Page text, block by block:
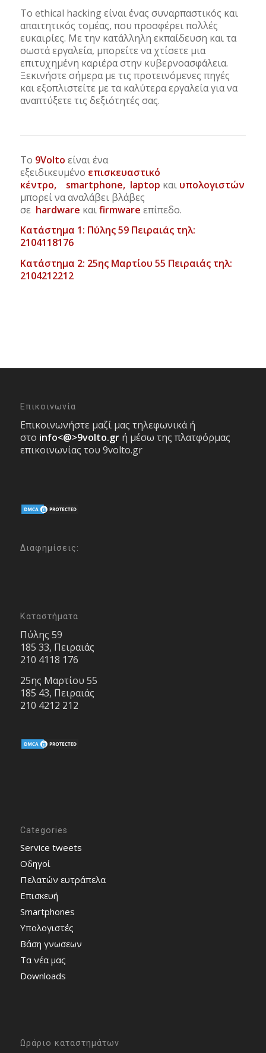
Το ethical hacking είναι ένας συναρπαστικός και
απαιτητικός τομέας, που προσφέρει πολλές
ευκαιρίες. Με την κατάλληλη εκπαίδευση και τα
σωστά εργαλεία, μπορείτε να χτίσετε μια
επιτυχημένη καριέρα στην κυβερνοασφάλεια.
Ξεκινήστε σήμερα με τις προτεινόμενες πηγές
και εξοπλιστείτε με τα καλύτερα εργαλεία για να
αναπτύξετε τις δεξιότητές σας.
Το 9Volto είναι ένα
εξειδικευμένο επισκευαστικό
κέντρο,
smartphone, laptop και υπολογιστών
μπορεί να αναλάβει βλάβες
σε hardware καιfirmware επίπεδο.
Κατάστημα 1: Πύλης 59 Πειραιάς τηλ:
2104118176
Κατάστημα 2: 25ης Μαρτίου 55 Πειραιάς τηλ:
2104212212
Επικοινωνία
Επικοινωνήστε μαζί μας τηλεφωνικά ή
στο info<@>9volto.gr ή μέσω της πλατφόρμας
επικοινωνίας του 9volto.gr
Διαφημίσεις:
Καταστήματα
Πύλης 59
185 33, Πειραιάς
210 4118 176
25ης Μαρτίου 55
185 43, Πειραιάς
210 4212 212
Categories
Service tweets
Οδηγοί
Πελατών ευτράπελα
Επισκευή
Smartphones
Υπολογιστές
Bάση γνωσεων
Τα νέα μας
Downloads
Ωράριο καταστημάτων